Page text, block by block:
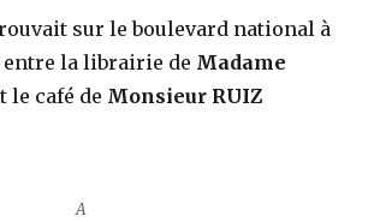
sur le boulevard national à
entre la librairie de Madame
le café de Monsieur RUIZ
A